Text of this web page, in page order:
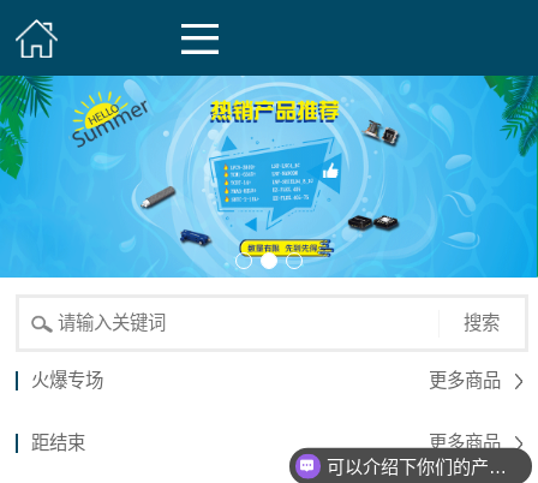
搜索
火爆专场 更多商品
距结束 更多商品